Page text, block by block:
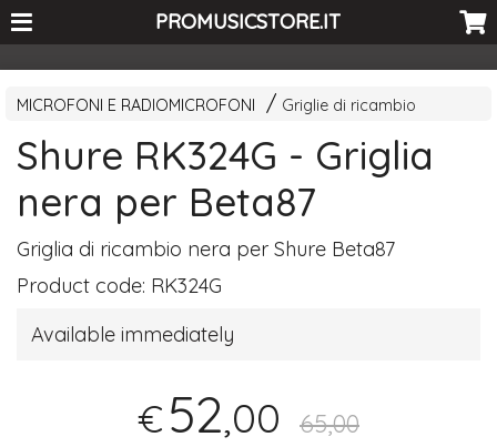
<-- Curio's GSC -->PROMUSICSTORE.IT
MICROFONI E RADIOMICROFONI Griglie di ricambio
Shure RK324G - Griglia
nera per Beta87
Griglia di ricambio nera per Shure Beta87
Product code: RK324G
Available immediately
€52,00 65,00